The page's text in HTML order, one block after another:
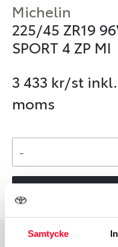
Samtycke
Michelin
225/45 ZR19
SPORT 4 ZP MI
3 433 kr/st inkl.
moms
-